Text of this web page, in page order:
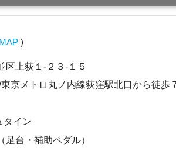
MAP )
区上荻１-２３-１５
京メトロ丸ノ内線荻窪駅北口から徒歩
タイン
足台・補助ペダル）